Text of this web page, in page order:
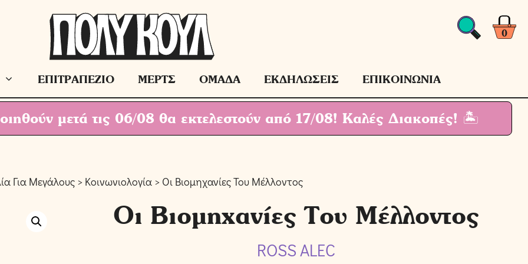
0
ΕΠΙΤΡΑΠΕΖΙΟ ΜΕΡΤΣ ΟΜΑΔΑ ΕΚΔΗΛΩΣΕΙΣ ΕΠΙΚΟΙΝΩΝΙΑ
μετά τις 06/08 θα εκτελεστούν από 17/08! Καλές Διακοπές! 🏝
Για Μεγάλους > Κοινωνιολογία > Οι Βιομηχανίες Του Μέλλοντος
Οι Βιομηχανίες Του Μέλλοντος
ROSS ALEC